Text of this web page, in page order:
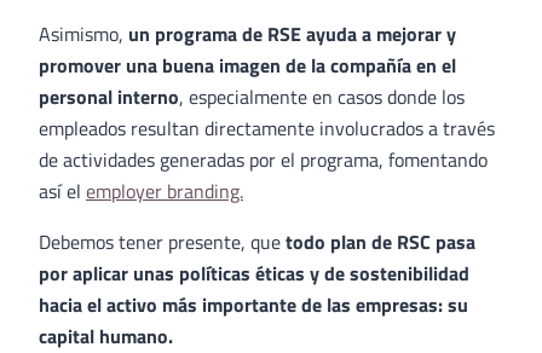
Asimismo, un programa de RSE ayuda a mejorar y
promover una buena imagen de la compañía en el
personal interno, especialmente en casos donde los
empleados resultan directamente involucrados a través
de actividades generadas por el programa, fomentando
así el employer branding.
Debemos tener presente, quetodo plan de RSC pasa
por aplicar unas políticas éticas y de sostenibilidad
hacia el activo más importante de las empresas: su
capital humano.